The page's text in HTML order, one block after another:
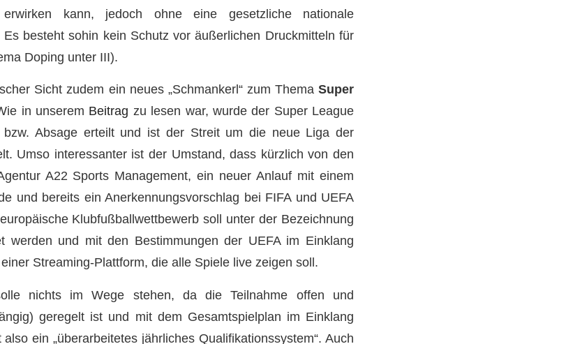
erwirken kann, jedoch ohne eine gesetzliche nationale
besteht sohin kein Schutz vor äußerlichen Druckmitteln für
Doping unter III).
Sicht zudem ein neues „Schmankerl“ zum Thema Super
in unserem Beitrag zu lesen war, wurde der Super League
Absage erteilt und ist der Streit um die neue Liga der
Umso interessanter ist der Umstand, dass kürzlich von den
A22 Sports Management, ein neuer Anlauf mit einem
und bereits ein Anerkennungsvorschlag bei FIFA und UEFA
Klubfußballwettbewerb soll unter der Bezeichnung
werden und mit den Bestimmungen der UEFA im Einklang
Streaming-Plattform, die alle Spiele live zeigen soll.
nichts im Wege stehen, da die Teilnahme offen und
geregelt ist und mit dem Gesamtspielplan im Einklang
ein „überarbeitetes jährliches Qualifikationssystem“. Auch